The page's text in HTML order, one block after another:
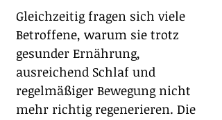
Gleichzeitig fragen sich viele
Betroffene, warum sie trotz
gesunder Ernährung,
ausreichend Schlaf und
regelmäßiger Bewegung nicht
mehr richtig regenerieren. Die